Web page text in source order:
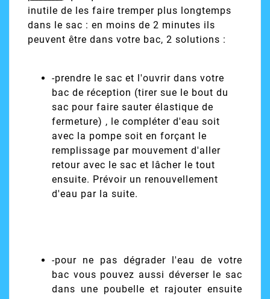
inutile de les faire tremper plus longtemps
dans le sac : en moins de 2 minutes ils
peuvent être dans votre bac, 2 solutions :
-prendre le sac et l'ouvrir dans votre
bac de réception (tirer sue le bout du
sac pour faire sauter élastique de
fermeture) , le compléter d'eau soit
avec la pompe soit en forçant le
remplissage par mouvement d'aller
retour avec le sac et lâcher le tout
ensuite. Prévoir un renouvellement
d'eau par la suite.
-pour ne pas dégrader l'eau de votre
bac vous pouvez aussi déverser le sac
dans une poubelle et rajouter ensuite